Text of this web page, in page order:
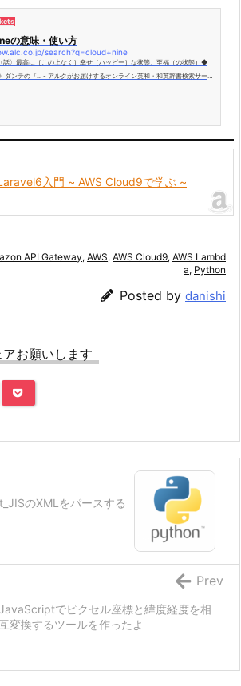
の意味・使い方
search?q=cloud+nine
〉最高に［この上なく］幸せ［ハッピー］な状態、至福（の状態）◆
ダンテの『... - アルクがお届けするオンライン英和・和英辞書検索サービ
入門 ~ AWS Cloud9で学ぶ ~
API Gateway, AWS, AWS Cloud9, AWS Lambd
a, Python
Posted by danishi
お願いします
のXMLをパースする
でピクセル座標と緯度経度を相
変換するツールを作ったよ
Prev